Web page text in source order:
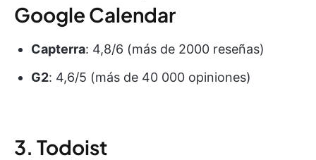
Google Calendar
Capterra: 4,8/6 (más de 2000 reseñas)
G2: 4,6/5 (más de 40 000 opiniones)
3. Todoist